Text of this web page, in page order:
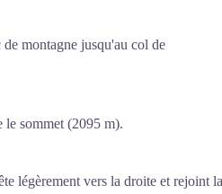
montagne jusqu'au col de
le sommet (2095 m).
légèrement vers la droite et rejoint la